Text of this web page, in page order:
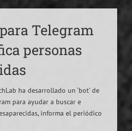
Telegram
personas
ha desarrollado un ‘bot’ de
para ayudar a buscar e
informa el periódico